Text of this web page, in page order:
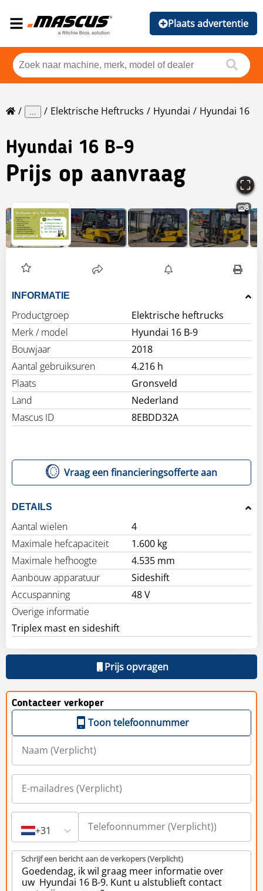
Plaats advertentie
... Elektrische Heftrucks Hyundai Hyundai 16
Hyundai 16 B-9
Prijs op aanvraag
8
INFORMATIE
Productgroep
Elektrische heftrucks
Merk / model
Hyundai 16 B-9
Bouwjaar
2018
Aantal gebruiksuren
4.216 h
Plaats
Gronsveld
Land
Nederland
Mascus ID
8EBDD32A
Vraag een financieringsofferte aan
DETAILS
Aantal wielen
4
Maximale hefcapaciteit
1.600 kg
Maximale hefhoogte
4.535 mm
Aanbouw apparatuur
Sideshift
Accuspanning
48 V
Overige informatie
Triplex mast en sideshift
Prijs opvragen
Contacteer verkoper
Toon telefoonnummer
+31
Schrijf een bericht aan de verkopers (Verplicht)